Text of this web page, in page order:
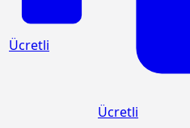
Ücretli
Ücretli